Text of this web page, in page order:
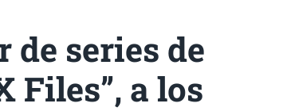
series de
Files”, a los